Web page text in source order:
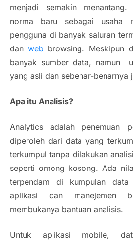
menjadi semakin
norma baru sebagai usaha
pengguna di banyak saluran
dan web browsing. Meskipun
banyak sumber data, namun
yang asli dan sebenar-benarnya
Apa itu Analisis?
Analytics adalah penemuan
diperoleh dari data yang
terkumpul tanpa dilakukan
seperti omong kosong. Ada
terpendam di kumpulan
aplikasi dan manejemen
membukanya bantuan analisis.
Untuk aplikasi mobile,